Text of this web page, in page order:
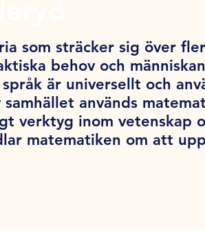
som sträcker sig över
behov och
är universellt och
används
verktyg inom vetenskap
matematiken om att